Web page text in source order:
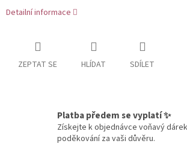
Detailní informace
ZEPTAT SE HLÍDAT SDÍLET
Platba předem se vyplatí ✨
Získejte k objednávce voňavý
poděkování za vaši důvěru.